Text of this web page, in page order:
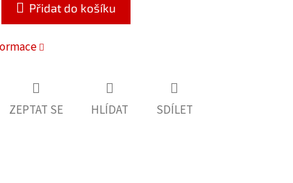
Přidat do košíku
ZEPTAT SE HLÍDAT SDÍLET